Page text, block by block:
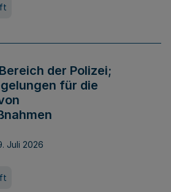
der Polizei;
für die
Juli 2026